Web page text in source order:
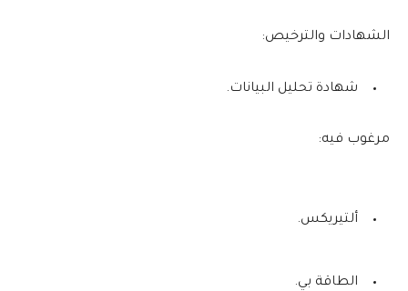
الشهادات والترخيص:
شهادة تحليل البيانات.
مرغوب فيه:
ألتيريكس.
الطاقة بي.